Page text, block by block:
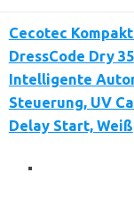
Cecotec
DressCode Dry
Intelligente
Steuerung, UV
Delay Start, Weiß